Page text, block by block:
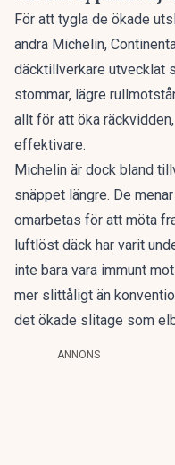
För att tygla de ökade
andra Michelin,
däcktillverkare utvecklat
stommar, lägre
allt för att öka
effektivare.
Michelin är dock bland
snäppet längre. De
omarbetas för att möta
luftlöst däck har varit
inte bara vara immunt
mer slittåligt än
det ökade slitage som
ANNONS